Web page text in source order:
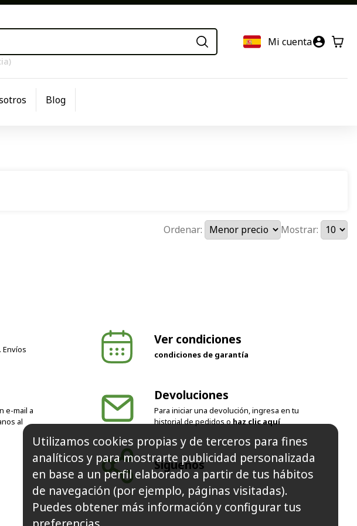
Mi cuenta
Blog
Ordenar: Mostrar:
Envíos
Ver condiciones
condiciones de garantía
e-mail a
al
Devoluciones
Para iniciar una devolución, ingresa en tu
historial de pedidos ohaz clic aquí
Síguenos
Utilizamos cookies propias y de terceros para fines
analíticos y para mostrarte publicidad personalizada
en base a un perfil elaborado a partir de tus hábitos
de navegación (por ejemplo, páginas visitadas).
Puedes obtener más información y configurar tus